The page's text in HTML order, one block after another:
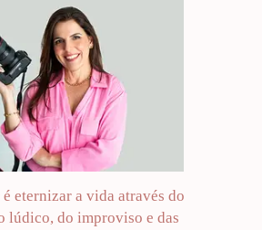
eternizar a vida através do
lúdico, do improviso e das